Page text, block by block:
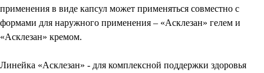
применения в виде капсул может применяться совместно с
формами для наружного применения – «Асклезан» гелем и
«Асклезан» кремом.
Линейка «Асклезан» - для комплексной поддержки здоровья